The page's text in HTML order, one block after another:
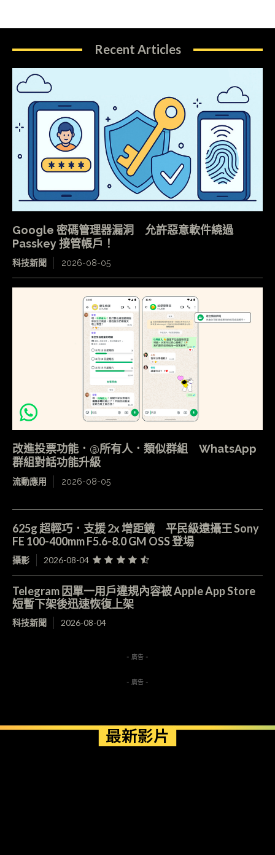
Recent Articles
Google 密碼管理器漏洞 允許惡意軟件繞過
Passkey 接管帳戶！
科技新聞 2026-08-05
改進投票功能．@所有人．類似群組 WhatsApp
群組對話功能升級
流動應用 2026-08-05
625g 超輕巧．支援 2x 增距鏡 平民級遠攝王 Sony
FE 100-400mm F5.6-8.0 GM OSS 登場
攝影 2026-08-04
Telegram 因單一用戶違規內容被 Apple App Store
短暫下架後迅速恢復上架
科技新聞 2026-08-04
- 廣告 -
- 廣告 -
最新影片